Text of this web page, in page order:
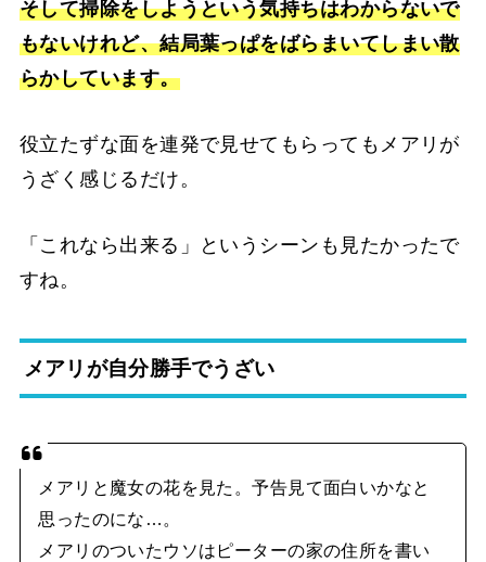
そして掃除をしようという気持ちはわからないで
もないけれど、結局葉っぱをばらまいてしまい散
らかしています。
役立たずな面を連発で見せてもらってもメアリが
うざく感じるだけ。
「これなら出来る」というシーンも見たかったで
すね。
メアリが自分勝手でうざい
メアリと魔女の花を見た。予告見て面白いかなと
思ったのにな…。
メアリのついたウソはピーターの家の住所を書い